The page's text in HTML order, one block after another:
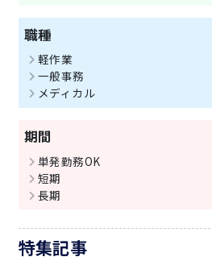
職種
軽作業
一般事務
メディカル
期間
単発勤務OK
短期
長期
特集記事